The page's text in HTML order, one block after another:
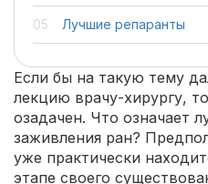
Лучшие репаранты
Если бы на такую тему
лекцию врачу-хирургу,
озадачен. Что означает
заживления ран?
уже практически
этапе своего